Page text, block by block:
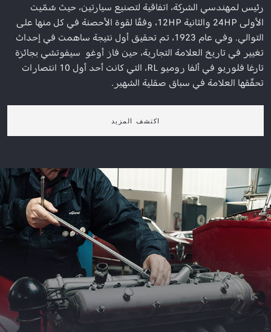
رئيس لمهندسي الشركة، اتفاقية لتصنيع سيارتين، حيث سُمّيت
الأولى 24HP والثانية 12HP، وفقًا لقوة الأحصنة في كل منها على
التوالي. وفي عام 1923، تم تحقيق أول نتيجة ساهمت في إحداث
تغيير في تاريخ العلامة التجارية، حين فاز أوغو سيفوتشي بجائزة
تارغا فلوريو في ألفا روميو RL، التي كانت أحد أول 10 انتصارات
تحقّقها العلامة في سباق صقلية الشهير.
اكتشف المزيد